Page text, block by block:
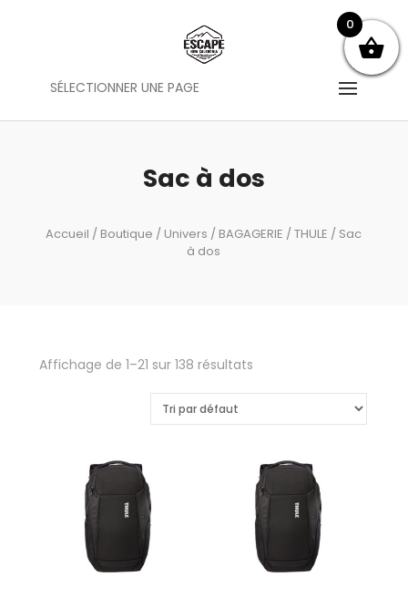
SÉLECTIONNER UNE PAGE
Sac à dos
Accueil / Boutique / Univers / BAGAGERIE /THULE / Sac
à dos
Affichage de 1–21 sur 138 résultats
0